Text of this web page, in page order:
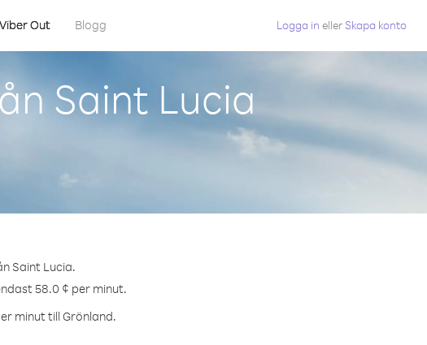
Viber Out Blogg Logga in eller Skapa konto
Saint Lucia
Saint Lucia.
58.0 ¢ per minut.
minut till Grönland.